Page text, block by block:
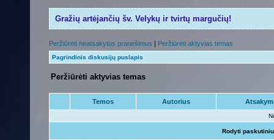
Gražių artėjančių šv. Velykų ir tvirtų margučių!
Peržiūrėti neatsakytus pranešimus | Peržiūrėti aktyvias temas
Pagrindinis diskusijų puslapis
Peržiūrėti aktyvias temas
Temos Autorius
Rodyti